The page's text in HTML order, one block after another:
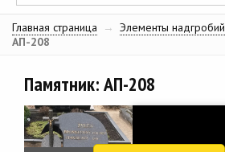
Главная страница → Элементы надгробий
АП-208
Памятник: АП-208